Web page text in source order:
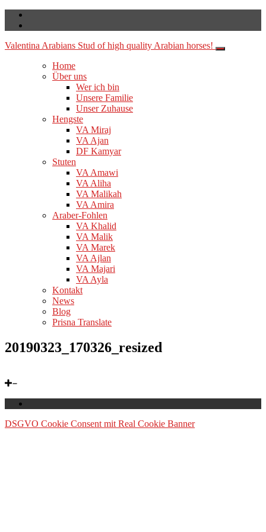
Valentina Arabians Stud of high quality Arabian horses!
Home
Über uns
Wer ich bin
Unsere Familie
Unser Zuhause
Hengste
VA Miraj
VA Ajan
DF Kamyar
Stuten
VA Amawi
VA Aliha
VA Malikah
VA Amira
Araber-Fohlen
VA Khalid
VA Malik
VA Marek
VA Ajlan
VA Majari
VA Ayla
Kontakt
News
Blog
Prisna Translate
20190323_170326_resized
DSGVO Cookie Consent mit Real Cookie Banner